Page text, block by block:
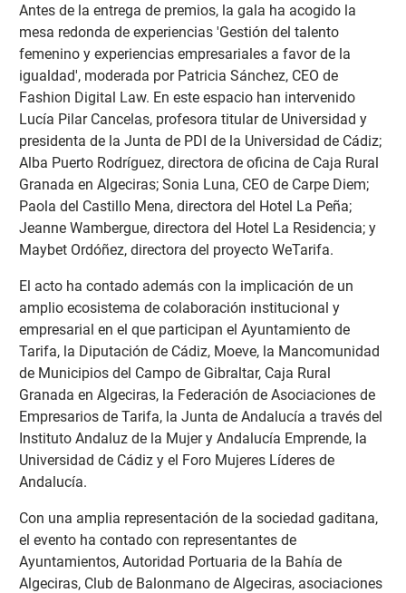
Antes de la entrega de premios, la gala ha acogido la
mesa redonda de experiencias 'Gestión del talento
femenino y experiencias empresariales a favor de la
igualdad', moderada por Patricia Sánchez, CEO de
Fashion Digital Law. En este espacio han intervenido
Lucía Pilar Cancelas, profesora titular de Universidad y
presidenta de la Junta de PDI de la Universidad de Cádiz;
Alba Puerto Rodríguez, directora de oficina de Caja Rural
Granada en Algeciras; Sonia Luna, CEO de Carpe Diem;
Paola del Castillo Mena, directora del Hotel La Peña;
Jeanne Wambergue, directora del Hotel La Residencia; y
Maybet Ordóñez, directora del proyecto WeTarifa.
El acto ha contado además con la implicación de un
amplio ecosistema de colaboración institucional y
empresarial en el que participan el Ayuntamiento de
Tarifa, la Diputación de Cádiz, Moeve, la Mancomunidad
de Municipios del Campo de Gibraltar, Caja Rural
Granada en Algeciras, la Federación de Asociaciones de
Empresarios de Tarifa, la Junta de Andalucía a través del
Instituto Andaluz de la Mujer y Andalucía Emprende, la
Universidad de Cádiz y el Foro Mujeres Líderes de
Andalucía.
Con una amplia representación de la sociedad gaditana,
el evento ha contado con representantes de
Ayuntamientos, Autoridad Portuaria de la Bahía de
Algeciras, Club de Balonmano de Algeciras, asociaciones